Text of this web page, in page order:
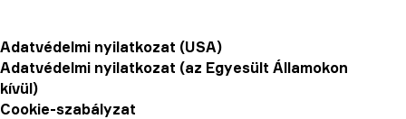
Adatvédelmi nyilatkozat (USA)
Adatvédelmi nyilatkozat (az Egyesült Államokon
kívül)
Cookie-szabályzat